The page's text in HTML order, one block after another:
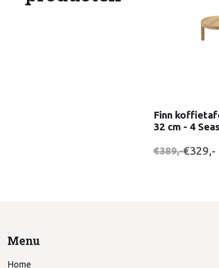
Finn
32 cm - 4
€389,-€329,-
Menu
Home